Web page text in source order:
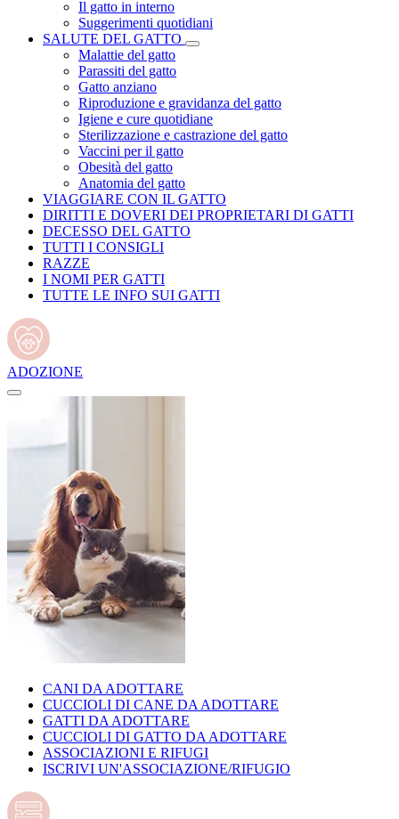
Il gatto in interno
Suggerimenti quotidiani
SALUTE DEL GATTO
Malattie del gatto
Parassiti del gatto
Gatto anziano
Riproduzione e gravidanza del gatto
Igiene e cure quotidiane
Sterilizzazione e castrazione del gatto
Vaccini per il gatto
Obesità del gatto
Anatomia del gatto
VIAGGIARE CON IL GATTO
DIRITTI E DOVERI DEI PROPRIETARI DI GATTI
DECESSO DEL GATTO
TUTTI I CONSIGLI
RAZZE
I NOMI PER GATTI
TUTTE LE INFO SUI GATTI
ADOZIONE
CANI DA ADOTTARE
CUCCIOLI DI CANE DA ADOTTARE
GATTI DA ADOTTARE
CUCCIOLI DI GATTO DA ADOTTARE
ASSOCIAZIONI E RIFUGI
ISCRIVI UN'ASSOCIAZIONE/RIFUGIO